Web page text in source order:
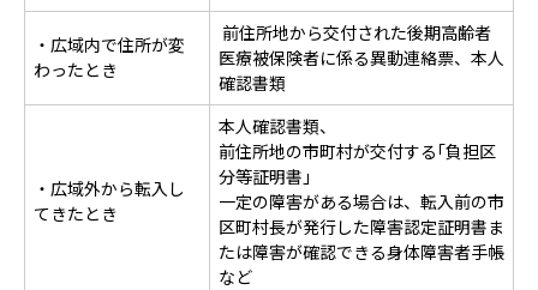
・広域内で住所が変
わったとき
前住所地から交付された後期高齢者
医療被保険者に係る異動連絡票、本人
確認書類
・広域外から転入し
てきたとき
本人確認書類、
前住所地の市町村が交付する｢負担区
分等証明書｣
一定の障害がある場合は、転入前の市
区町村長が発行した障害認定証明書ま
たは障害が確認できる身体障害者手帳
など